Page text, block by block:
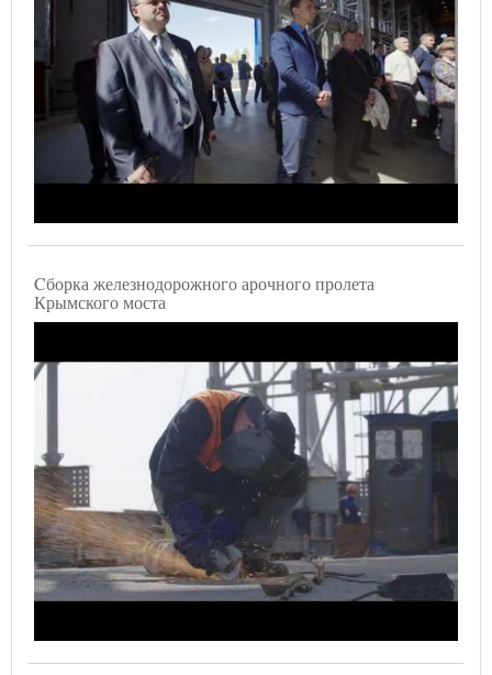
Cборка железнодорожного арочного пролета
Крымского моста